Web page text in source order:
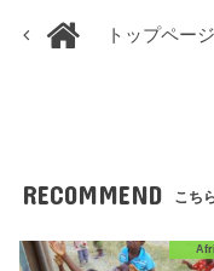
トップペー
RECOMMEND こち